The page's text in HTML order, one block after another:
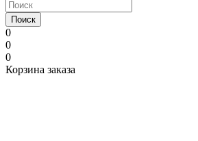
Поиск
0
0
0
Корзина заказа